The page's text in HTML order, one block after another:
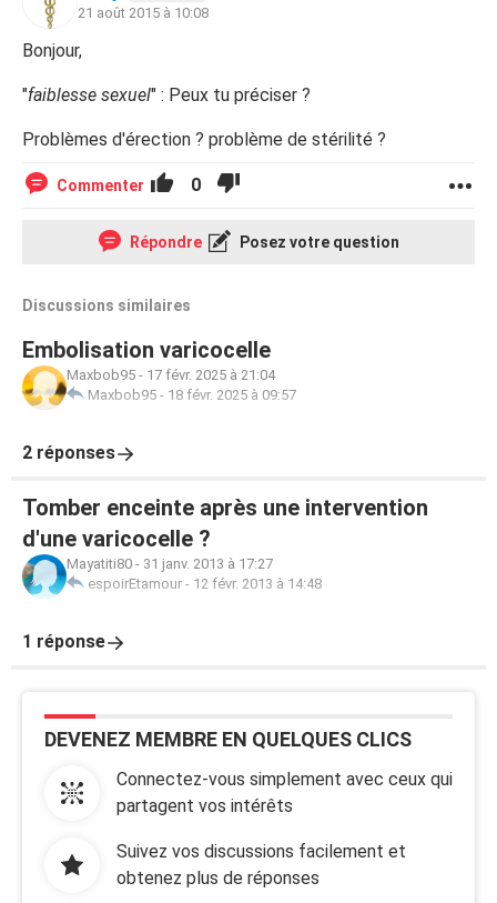
21 août 2015 à 10:08
Bonjour,
"faiblesse sexuel" : Peux tu préciser ?
Problèmes d'érection ? problème de stérilité ?
Commenter 0
Répondre Posez votre question
Discussions similaires
Embolisation varicocelle
Maxbob95 - 17 févr. 2025 à 21:04
Maxbob95 - 18 févr. 2025 à 09:57
2 réponses
Tomber enceinte après une intervention
d'une varicocelle ?
Mayatiti80 - 31 janv. 2013 à 17:27
espoirEtamour - 12 févr. 2013 à 14:48
1 réponse
DEVENEZ MEMBRE EN QUELQUES CLICS
Connectez-vous simplement avec ceux qui
partagent vos intérêts
Suivez vos discussions facilement et
obtenez plus de réponses